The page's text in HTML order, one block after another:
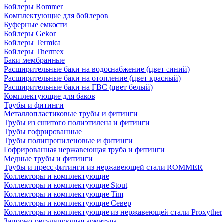
Бойлеры Rommer
Комплектующие для бойлеров
Буферные емкости
Бойлеры Gekon
Бойлеры Termica
Бойлеры Thermex
Баки мембранные
Расширительные баки на водоснабжение (цвет синий)
Расширительные баки на отопление (цвет красный)
Расширительные баки на ГВС (цвет белый)
Комплектующие для баков
Трубы и фитинги
Металлопластиковые трубы и фитинги
Трубы из сшитого полиэтилена и фитинги
Трубы гофрированные
Трубы полипропиленовые и фитинги
Гофрированная нержавеющая труба и фитинги
Медные трубы и фитинги
Трубы и пресс фитинги из нержавеющей стали ROMMER
Коллекторы и комплектующие
Коллекторы и комплектующие Stout
Коллекторы и комплектующие Tim
Коллекторы и комплектующие Север
Коллекторы и комплектующие из нержавеющей стали